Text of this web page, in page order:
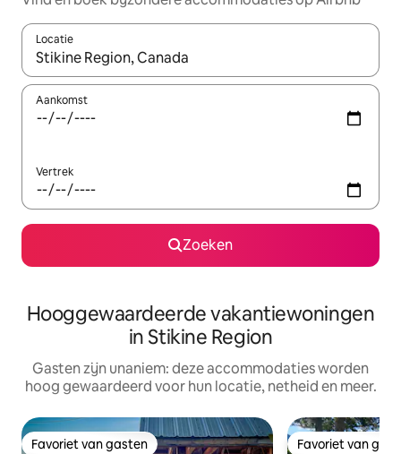
Locatie
Wanneer er resultaten beschikbaar zijn, maak je een keuze
Aankomst
Vertrek
Zoeken
Hooggewaardeerde vakantiewoningen
in Stikine Region
Gasten zijn unaniem: deze accommodaties worden
hoog gewaardeerd voor hun locatie, netheid en meer.
Favoriet van gasten Favoriet van